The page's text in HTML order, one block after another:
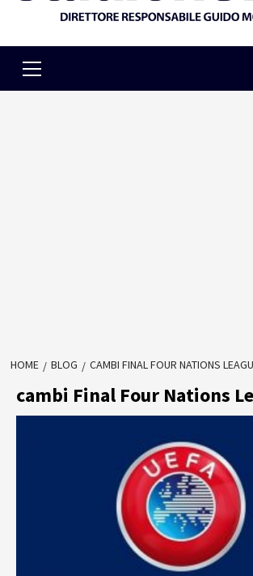
Menu
HOME BLOG CAMBI FINAL FOUR NATIONS
cambi Final Four Nations